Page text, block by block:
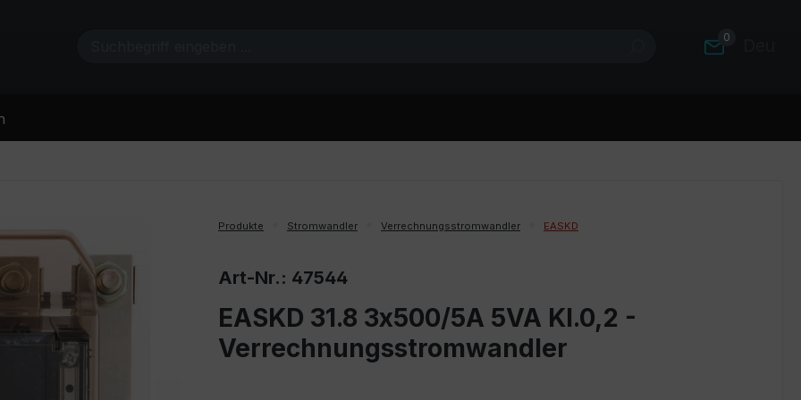
0
Produkte Stromwandler Verrechnungsstromwandler EASKD
Art-Nr.: 47544
EASKD 31.8 3x500/5A 5VA Kl.0,2 -
Verrechnungsstromwandler